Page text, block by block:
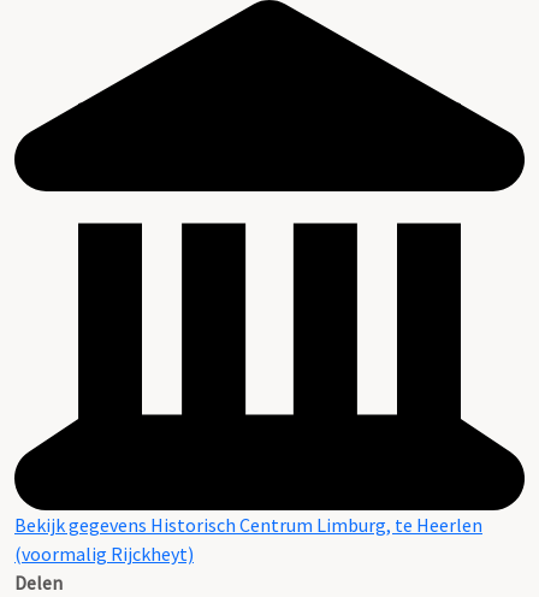
Bekijk gegevens Historisch Centrum Limburg, te Heerlen
(voormalig Rijckheyt)
Delen